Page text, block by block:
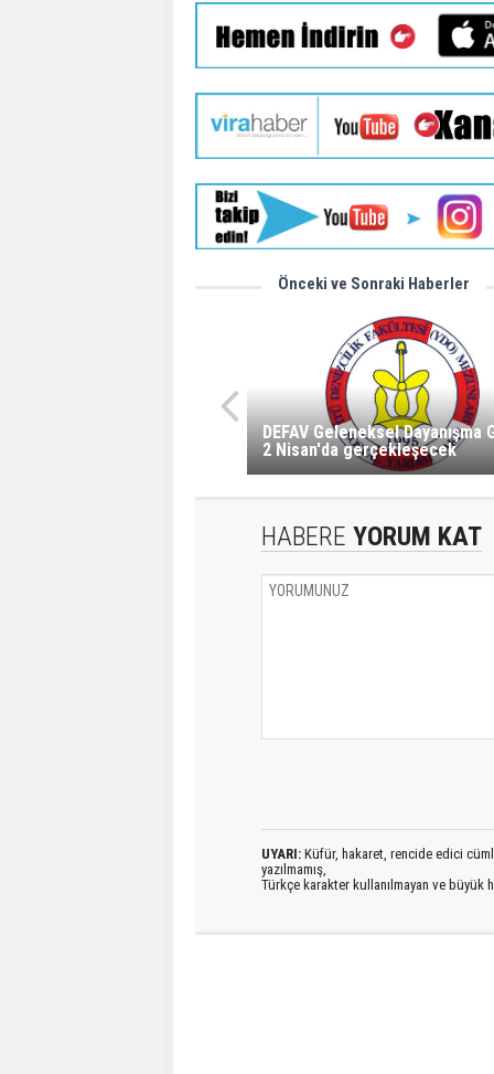
Önceki ve Sonraki Haberler
DEFAV Geleneksel Dayanışma
2 Nisan'da gerçekleşecek
HABERE YORUM KAT
UYARI: Küfür, hakaret, rencide edici
yazılmamış,
Türkçe karakter kullanılmayan ve büyük